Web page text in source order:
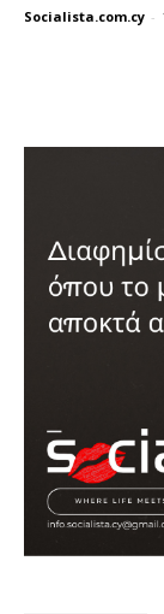
Socialista.com.cy -